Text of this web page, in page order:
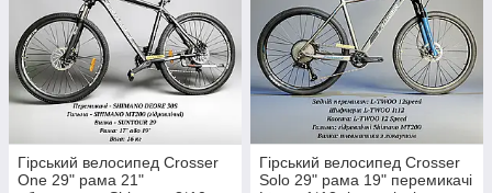
Гірський велосипед Crosser
One 29" рама 21"
Гірський велосипед Crosser
Solo 29" рама 19" перемикачі